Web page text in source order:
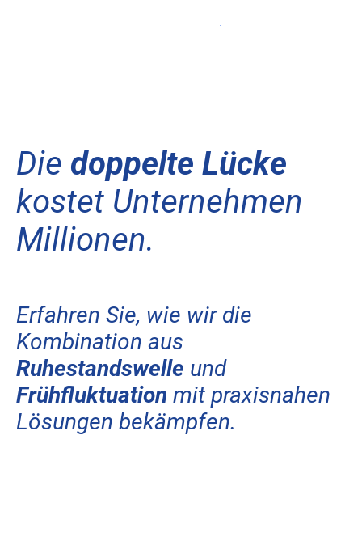
.
Die doppelte Lücke
kostet Unternehmen
Millionen.
Erfahren Sie, wie wir die
Kombination aus
Ruhestandswelle und
Frühfluktuation mit praxisnahen
Lösungen bekämpfen.